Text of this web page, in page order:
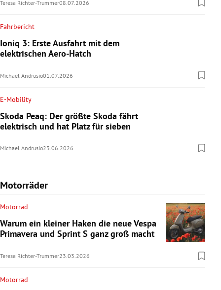
Teresa Richter-Trummer08.07.2026
Fahrbericht
Ioniq 3: Erste Ausfahrt mit dem
elektrischen Aero-Hatch
Michael Andrusio01.07.2026
E-Mobility
Skoda Peaq: Der größte Skoda fährt
elektrisch und hat Platz für sieben
Michael Andrusio23.06.2026
Motorräder
Motorrad
Warum ein kleiner Haken die neue Vespa
Primavera und Sprint S ganz groß macht
Teresa Richter-Trummer23.03.2026
Motorrad